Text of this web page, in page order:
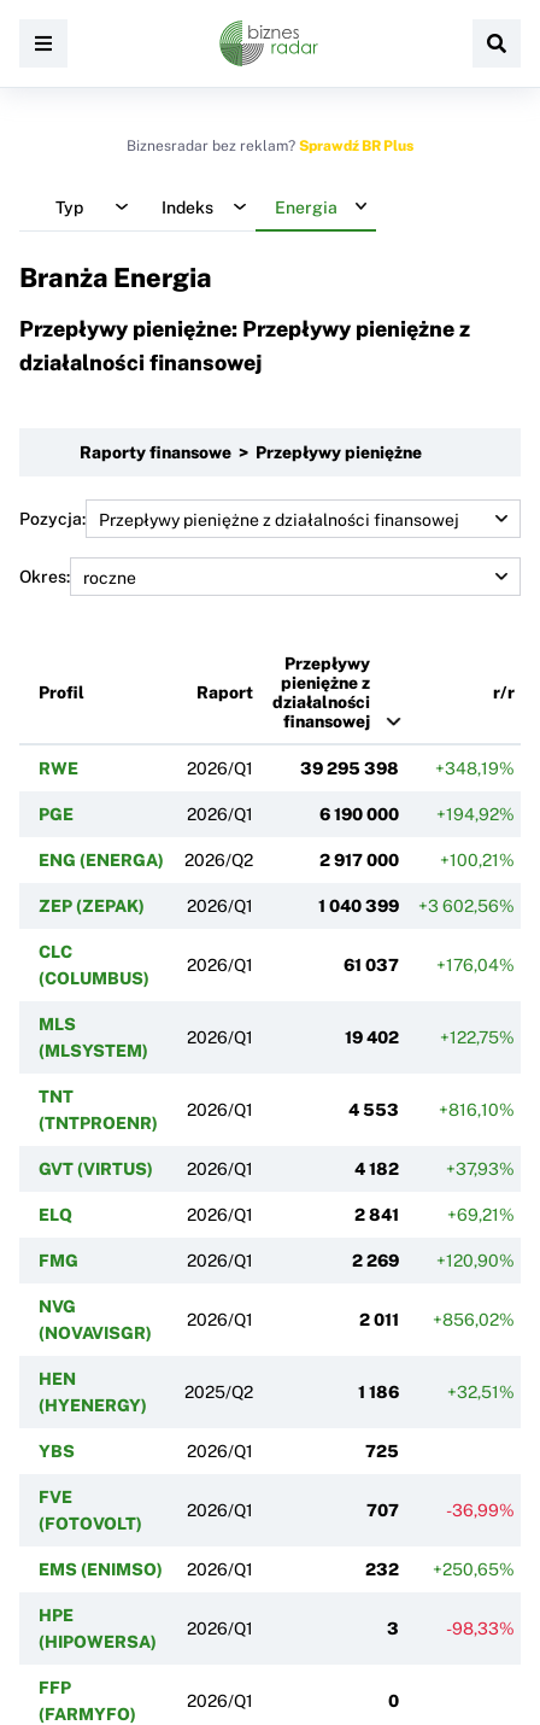
Biznesradar bez reklam? Sprawdź BR Plus
Typ Indeks Energia
Branża Energia
Przepływy pieniężne: Przepływy pieniężne z
działalności finansowej
Raporty finansowe > Przepływy pieniężne
Pozycja:
Okres:
Profil Raport
Przepływy
pieniężne z
działalności
finansowej
r/r
RWE 2026/Q1 39 295 398 +348,19%
PGE 2026/Q1 6 190 000 +194,92%
ENG (ENERGA) 2026/Q2 2 917 000 +100,21%
ZEP (ZEPAK) 2026/Q1 1 040 399 +3 602,56%
CLC
(COLUMBUS)
2026/Q1 61 037 +176,04%
MLS
(MLSYSTEM)
2026/Q1 19 402 +122,75%
TNT
(TNTPROENR)
2026/Q1 4 553 +816,10%
GVT (VIRTUS) 2026/Q1 4 182 +37,93%
ELQ 2026/Q1 2 841 +69,21%
FMG 2026/Q1 2 269 +120,90%
NVG
(NOVAVISGR)
2026/Q1 2 011 +856,02%
HEN
(HYENERGY)
2025/Q2 1 186 +32,51%
YBS 2026/Q1 725
FVE
(FOTOVOLT)
2026/Q1 707 -36,99%
EMS (ENIMSO) 2026/Q1 232 +250,65%
HPE
(HIPOWERSA)
2026/Q1 3 -98,33%
FFP
(FARMYFO)
2026/Q1 0